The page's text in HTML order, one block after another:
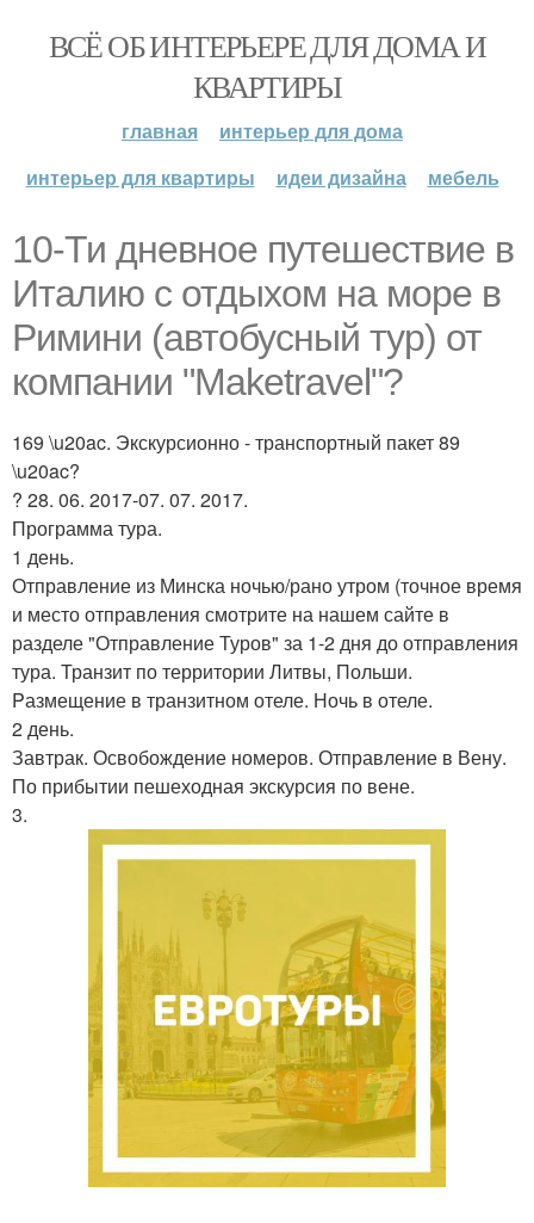
ВСЁ ОБ ИНТЕРЬЕРЕ ДЛЯ ДОМА И
КВАРТИРЫ
главная
интерьер для дома
интерьер для квартиры
идеи дизайна мебель
10-Ти дневное путешествие в
Италию с отдыхом на море в
Римини (автобусный тур) от
компании "Maketravel"?
169 \u20ac. Экскурсионно - транспортный пакет 89
\u20ac?
? 28. 06. 2017-07. 07. 2017.
Программа тура.
1 день.
Отправление из Минска ночью/рано утром (точное время
и место отправления смотрите на нашем сайте в
разделе "Отправление Туров" за 1-2 дня до отправления
тура. Транзит по территории Литвы, Польши.
Pазмещение в транзитном отеле. Ночь в отеле.
2 день.
Завтрак. Освобождение номеров. Отправление в Вену.
По прибытии пешеходная экскурсия по вене.
3.